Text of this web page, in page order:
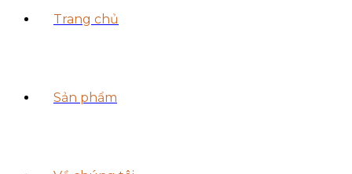
Trang chủ
Sản phẩm